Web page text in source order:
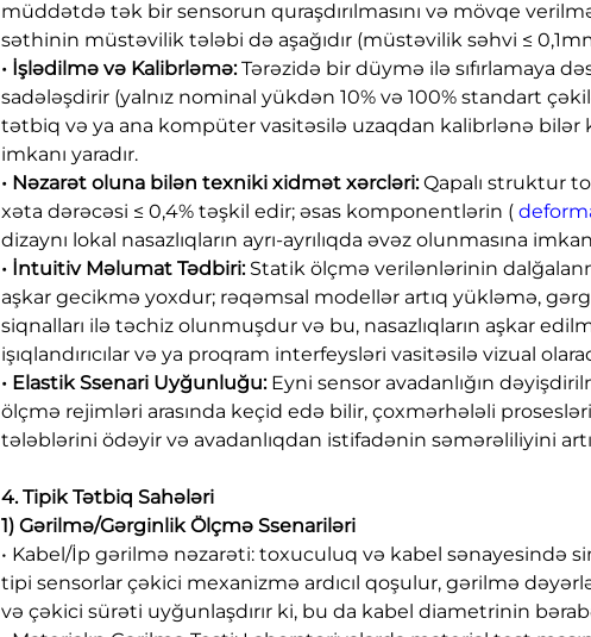
müddətdə tək bir sensorun quraşdırılmasını və mövqe
səthinin müstəvilik tələbi də aşağıdır (müstəvilik səhvi ≤
• İşlədilmə və Kalibrləmə:Tərəzidə bir düymə ilə sıfırlamaya
sadələşdirir (yalnız nominal yükdən 10% və 100% standart
tətbiq və ya ana kompüter vasitəsilə uzaqdan kalibrlənə
imkanı yaradır.
• Nəzarət oluna bilən texniki xidmət xərcləri:Qapalı struktur
xəta dərəcəsi ≤ 0,4% təşkil edir; əsas komponentlərin (
dizaynı lokal nasazlıqların ayrı-ayrılıqda əvəz olunmasına
• İntuitiv Məlumat Tədbiri: Statik ölçmə verilənlərinin
aşkar gecikmə yoxdur; rəqəmsal modellər artıq yükləmə,
siqnalları ilə təchiz olunmuşdur və bu, nasazlıqların aşkar
işıqlandırıcılar və ya proqram interfeysləri vasitəsilə vizual
• Elastik Ssenari Uyğunluğu: Eyni sensor avadanlığın
ölçmə rejimləri arasında keçid edə bilir, çoxmərhələli
tələblərini ödəyir və avadanlıqdan istifadənin səmərəliliyini
4. Tipik Tətbiq Sahələri
1) Gərilmə/Gərginlik Ölçmə Ssenariləri
• Kabel/İp gərilmə nəzarəti: toxuculuq və kabel sənayesində
tipi sensorlar çəkici mexanizmə ardıcıl qoşulur, gərilmə
və çəkici sürəti uyğunlaşdırır ki, bu da kabel diametrinin